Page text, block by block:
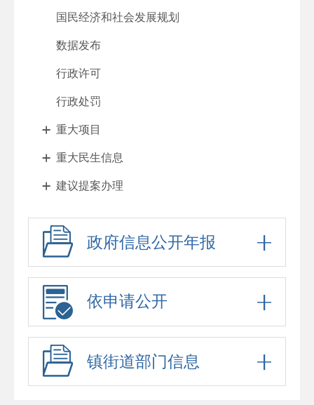
国民经济和社会发展规划
数据发布
行政许可
行政处罚
重大项目
重大民生信息
建议提案办理
征地与住房
财政与税收
惠民利企
乡村振兴
政府工作报告
政府信息公开年报
依申请公开
镇街道部门信息